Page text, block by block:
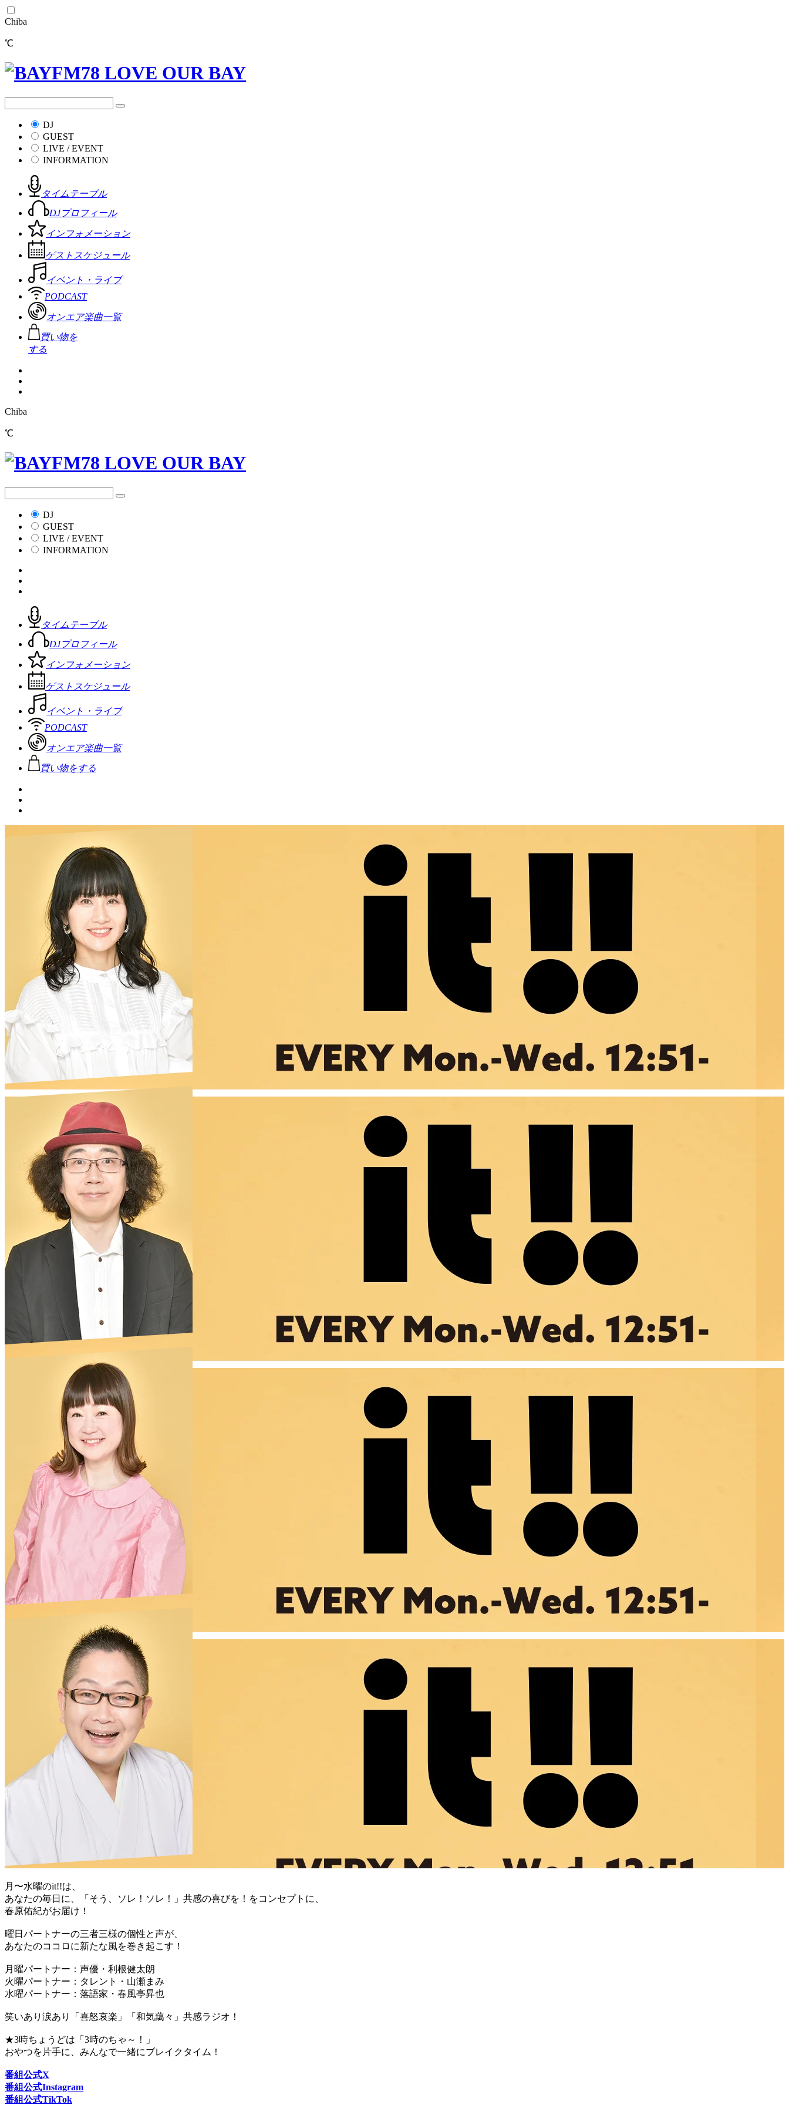
Chiba
℃
DJ
GUEST
LIVE / EVENT
INFORMATION
タイムテーブル
DJプロフィール
インフォメーション
ゲストスケジュール
イベント・ライブ
PODCAST
オンエア楽曲一覧
買い物を
する
Chiba
℃
DJ
GUEST
LIVE / EVENT
INFORMATION
タイムテーブル
DJプロフィール
インフォメーション
ゲストスケジュール
イベント・ライブ
PODCAST
オンエア楽曲一覧
買い物をする
月〜水曜のit!!は、
あなたの毎日に、「そう、ソレ！ソレ！」共感の喜びを！をコンセプトに、
春原佑紀がお届け！
曜日パートナーの三者三様の個性と声が、
あなたのココロに新たな風を巻き起こす！
月曜パートナー：声優・利根健太朗
火曜パートナー：タレント・山瀬まみ
水曜パートナー：落語家・春風亭昇也
笑いあり涙あり「喜怒哀楽」「和気藹々」共感ラジオ！
★3時ちょうどは「3時のちゃ～！」
おやつを片手に、みんなで一緒にブレイクタイム！
番組公式X
番組公式Instagram
番組公式TikTok